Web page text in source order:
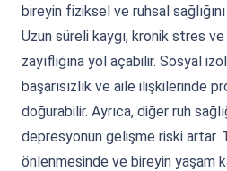
bireyin fiziksel ve ruhsal
Uzun süreli kaygı, kronik stres ve
zayıflığına yol açabilir. Sosyal
başarısızlık ve aile ilişkilerinde
doğurabilir. Ayrıca, diğer ruh
depresyonun gelişme riski artar.
önlenmesinde ve bireyin yaşam